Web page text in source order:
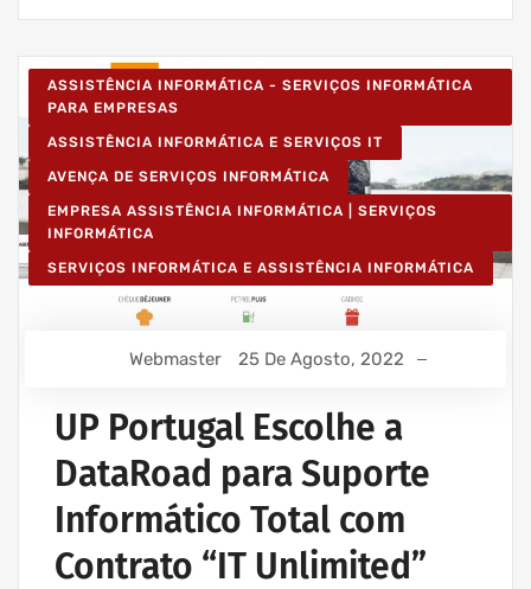
ASSISTÊNCIA INFORMÁTICA - SERVIÇOS INFORMÁTICA
PARA EMPRESAS
ASSISTÊNCIA INFORMÁTICA E SERVIÇOS IT
AVENÇA DE SERVIÇOS INFORMÁTICA
EMPRESA ASSISTÊNCIA INFORMÁTICA | SERVIÇOS
INFORMÁTICA
SERVIÇOS INFORMÁTICA E ASSISTÊNCIA INFORMÁTICA
Webmaster 25 De Agosto, 2022
UP Portugal Escolhe a
DataRoad para Suporte
Informático Total com
Contrato “IT Unlimited”